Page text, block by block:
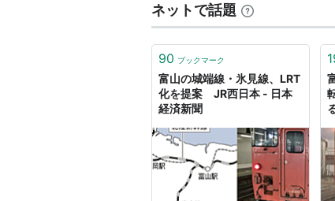
ネットで話題
90 ブックマーク
富山の城端線・氷見線、LRT
化を提案 JR西日本 - 日本
経済新聞